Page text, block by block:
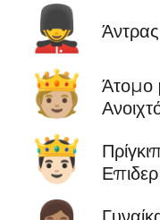
💂‍♂️
🫅🏼
Άτομο
🤴🏻